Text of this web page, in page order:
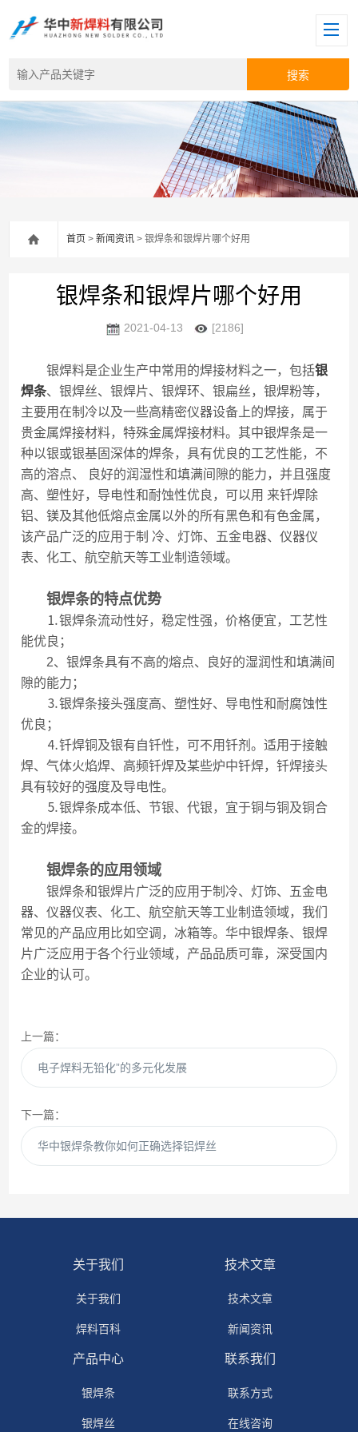
首页 >新闻资讯 > 银焊条和银焊片哪个好用
银焊条和银焊片哪个好用
2021-04-13 [2186]
银焊料是企业生产中常用的焊接材料之一，包括银
焊条、银焊丝、银焊片、银焊环、银扁丝，银焊粉等，
主要用在制冷以及一些高精密仪器设备上的焊接，属于
贵金属焊接材料，特殊金属焊接材料。其中银焊条是一
种以银或银基固深体的焊条，具有优良的工艺性能，不
高的溶点、 良好的润湿性和填满间隙的能力，并且强度
高、塑性好，导电性和耐蚀性优良，可以用 来钎焊除
铝、镁及其他低熔点金属以外的所有黑色和有色金属，
该产品广泛的应用于制 冷、灯饰、五金电器、仪器仪
表、化工、航空航天等工业制造领域。
银焊条的特点优势
⒈银焊条流动性好，稳定性强，价格便宜，工艺性
能优良；
2、银焊条具有不高的熔点、良好的湿润性和填满间
隙的能力；
⒊银焊条接头强度高、塑性好、导电性和耐腐蚀性
优良；
⒋钎焊铜及银有自钎性，可不用钎剂。适用于接触
焊、气体火焰焊、高频钎焊及某些炉中钎焊，钎焊接头
具有较好的强度及导电性。
⒌银焊条成本低、节银、代银，宜于铜与铜及铜合
金的焊接。
银焊条的应用领域
银焊条和银焊片广泛的应用于制冷、灯饰、五金电
器、仪器仪表、化工、航空航天等工业制造领域，我们
常见的产品应用比如空调，冰箱等。华中银焊条、银焊
片广泛应用于各个行业领域，产品品质可靠，深受国内
企业的认可。
上一篇：
电子焊料无铅化”的多元化发展
下一篇：
华中银焊条教你如何正确选择铝焊丝
关于我们
关于我们
焊料百科
技术文章
技术文章
新闻资讯
产品中心
银焊条
银焊丝
联系我们
联系方式
在线咨询